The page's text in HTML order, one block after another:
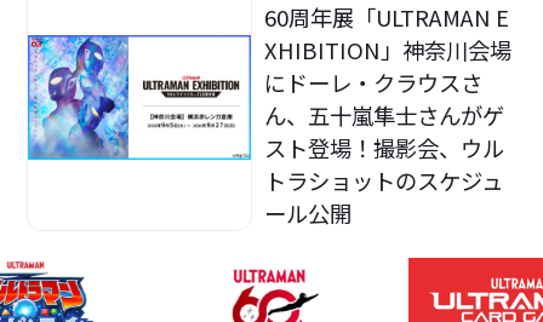
60周年展「ULTRAMAN E
XHIBITION」神奈川会場
にドーレ・クラウスさ
ん、五十嵐隼士さんがゲ
スト登場！撮影会、ウル
トラショットのスケジュ
ール公開